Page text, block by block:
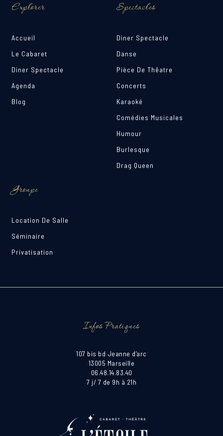
Explorer
Accueil
Le Cabaret
Diner Spectacle
Agenda
Blog
Spectacles
Diner Spectacle
Danse
Pièce De Thêatre
Concerts
Karaoké
Comédies Musicales
Humour
Burlesque
Drag Queen
Groupe
Location De Salle
Séminaire
Privatisation
Infos Pratiques
107 bis bd Jeanne d’arc
13005 Marseille
06.48.14.83.40
7 j/ 7 de 9h à 21h